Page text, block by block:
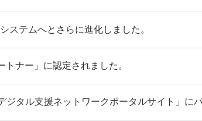
ステムへとさらに進化しました。
ナー」に認定されました。
タル支援ネットワークポータルサイト」に